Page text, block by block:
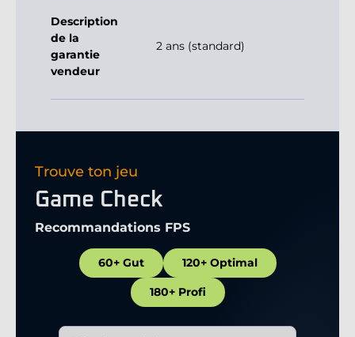
Description
de la
garantie
vendeur
2 ans (standard)
Trouve ton jeu
Game Check
Recommandations FPS
60+ Gut 120+ Optimal
180+ Profi